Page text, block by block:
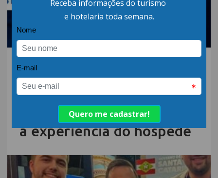
30.JUL.26 | POR: ABIH-SC
Fórum Excelência
Operacional na Hotelaria
reforça a capacitação das
equipes para impulsionar
a experiência do hóspede